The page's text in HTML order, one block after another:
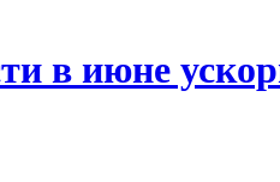
в июне